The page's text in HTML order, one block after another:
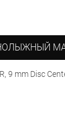
9 mm Disс